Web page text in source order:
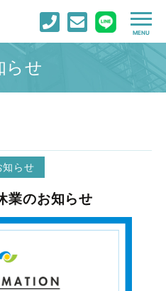
らせ
知らせ
業のお知らせ